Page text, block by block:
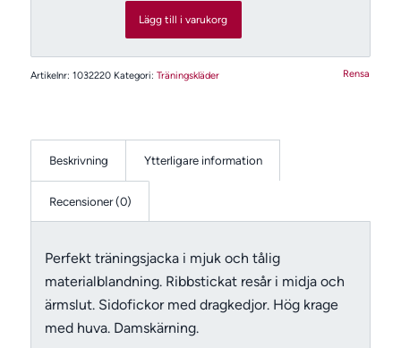
Rensa
Lägg till i varukorg
Artikelnr: 1032220 Kategori: Träningskläder
Beskrivning Ytterligare information
Recensioner (0)
Perfekt träningsjacka i mjuk och tålig
materialblandning. Ribbstickat resår i midja och
ärmslut. Sidofickor med dragkedjor. Hög krage
med huva. Damskärning.